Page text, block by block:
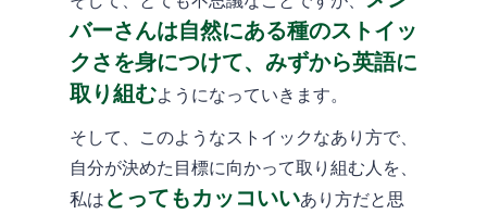
バーさんは自然にある種のストイッ
クさを身につけて、みずから英語に
取り組むようになっていきます。
そして、このようなストイックなあり方で、
自分が決めた目標に向かって取り組む人を、
私はとってもカッコいいあり方だと思